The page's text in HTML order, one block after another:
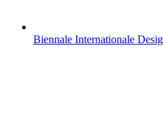
Biennale Internationale